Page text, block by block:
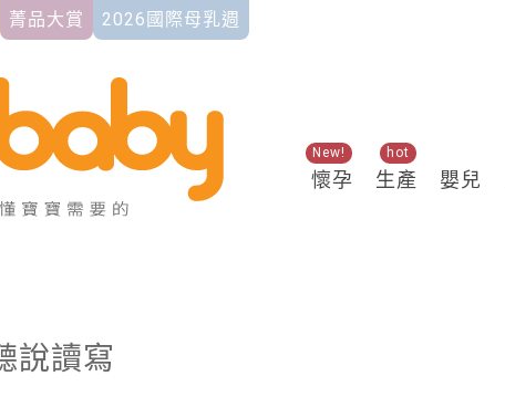
菁品大賞 2026國際母乳週
懷孕
New!
生產
hot
嬰兒
關鍵熱搜
說讀寫